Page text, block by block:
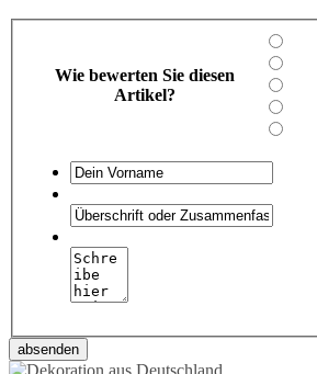
Wie bewerten Sie diesen
Artikel?
absenden